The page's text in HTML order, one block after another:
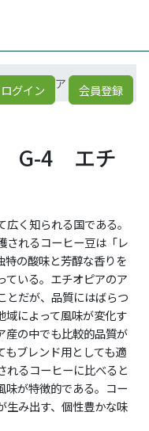
ログイン 会員登録
チオピア
G-4 エチ
く知られる国である。
されるコーヒー豆は「レ
特の酸味と芳醇な香りを
ている。エチオピアのア
とだが、品質にはばらつ
域によって風味が変化す
産の中でも比較的品質が
もブレンド用としても適
れるコーヒーに比べると
味が特徴的である。コー
生み出す、個性豊かな味